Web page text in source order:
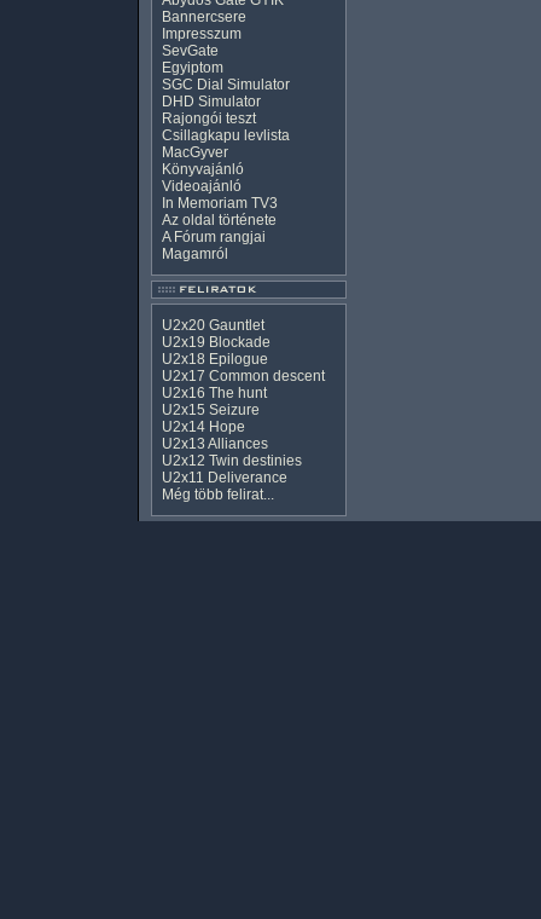
Bannercsere
Impresszum
SevGate
Egyiptom
SGC Dial Simulator
DHD Simulator
Rajongói teszt
Csillagkapu levlista
MacGyver
Könyvajánló
Videoajánló
In Memoriam TV3
Az oldal története
A Fórum rangjai
Magamról
U2x20 Gauntlet
U2x19 Blockade
U2x18 Epilogue
U2x17 Common descent
U2x16 The hunt
U2x15 Seizure
U2x14 Hope
U2x13 Alliances
U2x12 Twin destinies
U2x11 Deliverance
Még több felirat...